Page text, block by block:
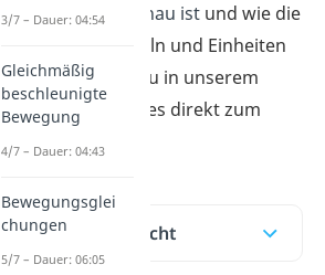
Was der Druck genau ist und wie die
wichtigsten Formeln und Einheiten
aussehen, lernst du in unserem
Beitrag. Hier geht es direkt zum
Video
Inhaltsübersicht
3/7 – Dauer: 04:54
Gleichmäßig
beschleunigte
Bewegung
4/7 – Dauer: 04:43
Bewegungsglei
chungen
5/7 – Dauer: 06:05